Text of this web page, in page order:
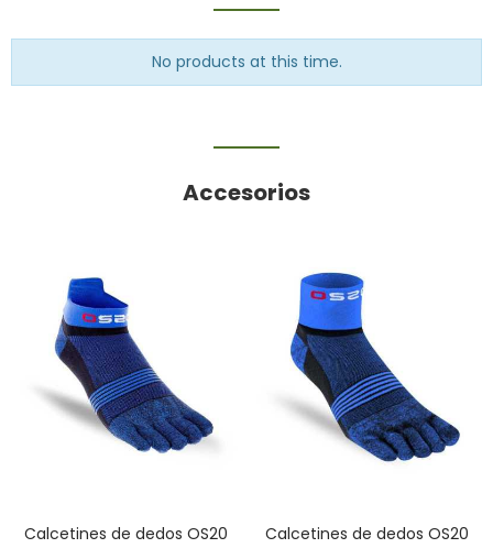
No products at this time.
Accesorios
Calcetines de dedos OS20
Calcetines de dedos OS20